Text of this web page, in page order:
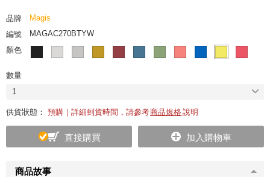
商品故事
品牌
Magis
編號
MAGAC270BTYW
顏色
數量
1
供貨狀態： 預購｜詳細到貨時間，請參考商品規格說明
直接購買 加入購物車